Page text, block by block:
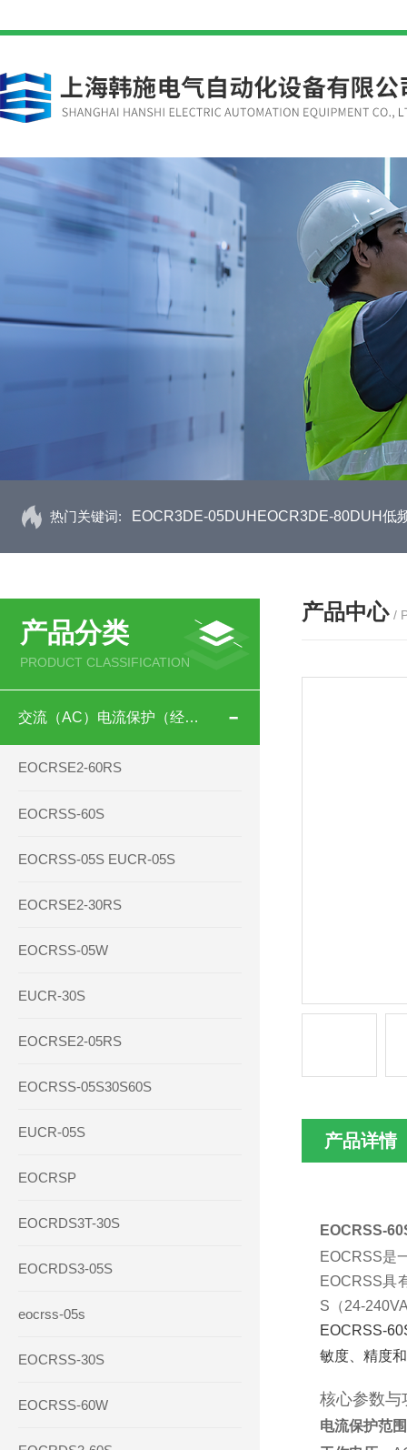
热门关键词: EOCR3DE-05DUHEOCR3DE-80DUH低
产品分类
PRODUCT CLASSIFICATION
交流（AC）电流保护（经济型）
EOCRSE2-60RS
EOCRSS-60S
EOCRSS-05S EUCR-05S
EOCRSE2-30RS
EOCRSS-05W
EUCR-30S
EOCRSE2-05RS
EOCRSS-05S30S60S
EUCR-05S
EOCRSP
EOCRDS3T-30S
EOCRDS3-05S
eocrss-05s
EOCRSS-30S
EOCRSS-60W
产品中心 /
产品详情
EOCRSS-
EOCRSS‌是
EOCRSS具
S（24-
EOCRSS-
敏度、精度
核心参数与
电流保护范围